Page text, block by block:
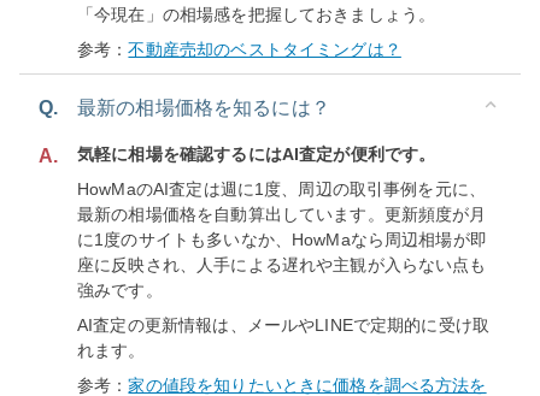
「今現在」の相場感を把握しておきましょう。
参考：不動産売却のベストタイミングは？
Q. 最新の相場価格を知るには？
A.
気軽に相場を確認するにはAI査定が便利です。
HowMaのAI査定は週に1度、周辺の取引事例を元に、
最新の相場価格を自動算出しています。更新頻度が月
に1度のサイトも多いなか、HowMaなら周辺相場が即
座に反映され、人手による遅れや主観が入らない点も
強みです。
AI査定の更新情報は、メールやLINEで定期的に受け取
れます。
参考：家の値段を知りたいときに価格を調べる方法を